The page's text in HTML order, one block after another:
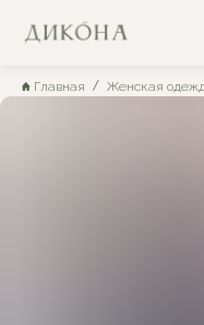
Главная Женская